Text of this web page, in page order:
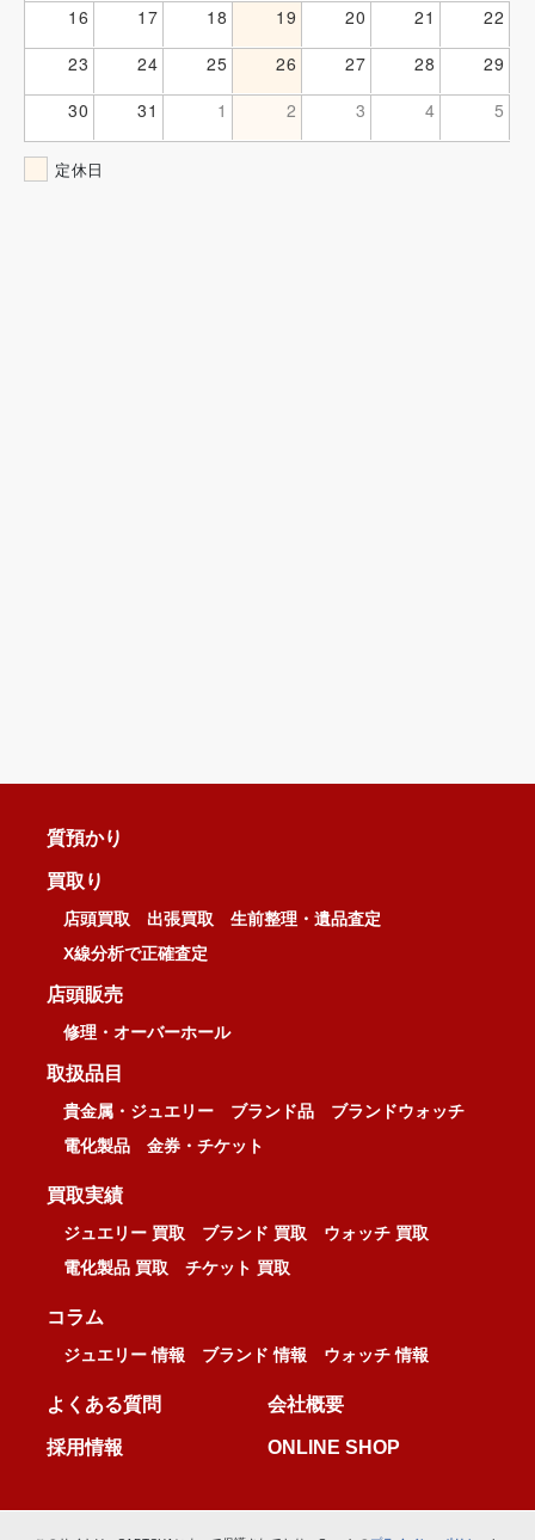
16
17 18 19 20 21
22
23
24 25 26 27 28
29
30
31 1 2 3 4 5
定休日
質預かり
買取り
店頭買取 出張買取
生前整理・遺品査定
X線分析で正確査定
店頭販売
修理・オーバーホール
取扱品目
貴金属・ジュエリー ブランド品
ブランドウォッチ
電化製品
金券・チケット
買取実績
ジュエリー 買取 ブランド 買取
ウォッチ 買取
電化製品 買取
チケット 買取
コラム
ジュエリー 情報 ブランド 情報 ウォッチ 情報
よくある質問 会社概要
採用情報 ONLINE SHOP